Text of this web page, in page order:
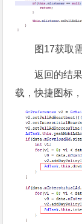
图17获取
返回的结
载，快捷图标